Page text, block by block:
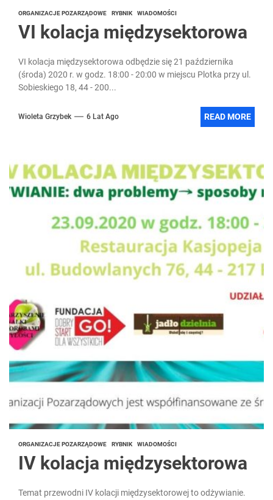
ORGANIZACJE POZARZĄDOWE RYBNIK WIADOMOŚCI
VI kolacja międzysektorowa
VI kolacja międzysektorowa odbędzie się 21 października
(środa) 2020 r. w godz. 18:00 - 20:00 w miejscu Plotka przy ul.
Sobieskiego 18, 44 - 200...
Wioleta Grzybek 6 Lat Ago READ MORE
ORGANIZACJE POZARZĄDOWE RYBNIK WIADOMOŚCI
IV kolacja międzysektorowa
Temat przewodni IV kolacji międzysektorowej to odżywianie.